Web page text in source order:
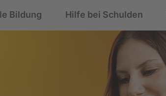
Bildung Hilfe bei Schulden